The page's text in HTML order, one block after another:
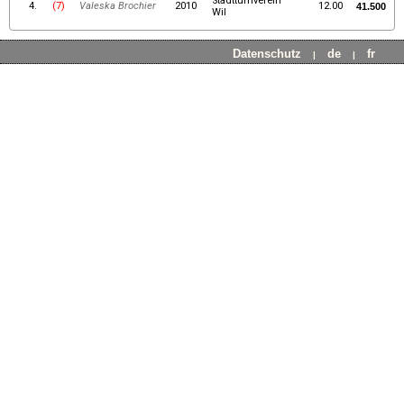
4. (7) Valeska Brochier 2010
Wil
12.00 41.500
Datenschutz | de | fr